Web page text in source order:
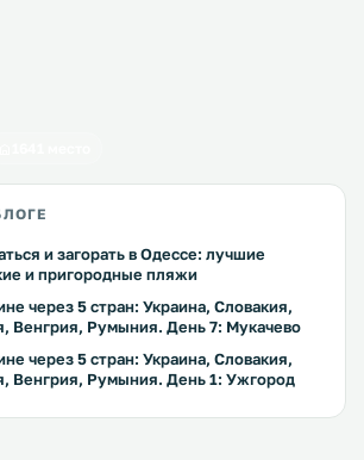
и загорать в Одессе: лучшие
и пригородные пляжи
через 5 стран: Украина, Словакия,
Венгрия, Румыния. День 7: Мукачево
через 5 стран: Украина, Словакия,
Венгрия, Румыния. День 1: Ужгород